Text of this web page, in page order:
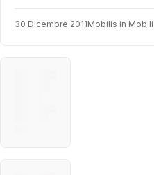
30 Dicembre 2011Mobilis in Mobili